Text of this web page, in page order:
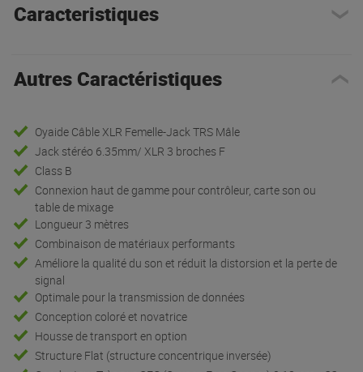
Caracteristiques
Autres Caractéristiques
Oyaide Câble XLR Femelle-Jack TRS Mâle
Jack stéréo 6.35mm/ XLR 3 broches F
Class B
Connexion haut de gamme pour contrôleur, carte son ou
table de mixage
Longueur 3 mètres
Combinaison de matériaux performants
Améliore la qualité du son et réduit la distorsion et la perte de
signal
Optimale pour la transmission de données
Conception coloré et novatrice
Housse de transport en option
Structure Flat (structure concentrique inversée)